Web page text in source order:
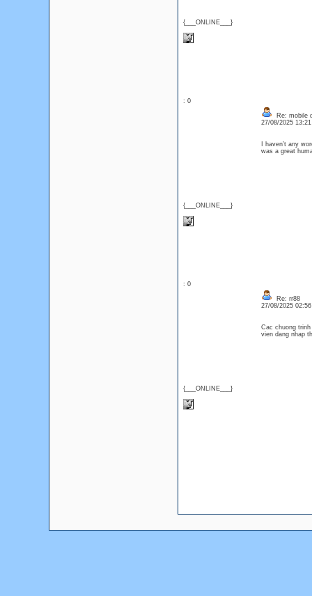
{___ONLINE___}
: 0
{___ONLINE___}
Re: mobile
27/08/2025
I haven’t any
was a great
: 0
{___ONLINE___}
Re: rr88
27/08/2025
Cac chuong
vien dang nhap